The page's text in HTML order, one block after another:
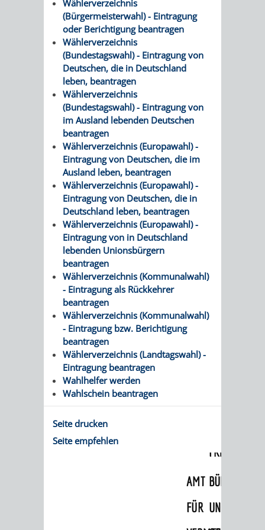
AN
DEINE
STADT
WIEDERVERMIETUNGSPRÄMIE
UND
AMT
FÜR
SOZIALE
UND
FRIEDHÖFE
AMT
FÜR
BÜRGER-
UND
Wählerverzeichnis
(Bürgermeisterwahl) - Eintragung
oder Berichtigung beantragen
Wählerverzeichnis
(Bundestagswahl) - Eintragung von
Deutschen, die in Deutschland
leben, beantragen
Wählerverzeichnis
(Bundestagswahl) - Eintragung von
im Ausland lebenden Deutschen
beantragen
Wählerverzeichnis (Europawahl) -
Eintragung von Deutschen, die im
Ausland leben, beantragen
Wählerverzeichnis (Europawahl) -
Eintragung von Deutschen, die in
Deutschland leben, beantragen
Wählerverzeichnis (Europawahl) -
Eintragung von in Deutschland
lebenden Unionsbürgern
beantragen
Wählerverzeichnis (Kommunalwahl)
- Eintragung als Rückkehrer
beantragen
Wählerverzeichnis (Kommunalwahl)
- Eintragung bzw. Berichtigung
beantragen
Wählerverzeichnis (Landtagswahl) -
Eintragung beantragen
Wahlhelfer werden
Wahlschein beantragen
Seite drucken
Seite empfehlen